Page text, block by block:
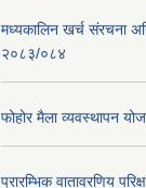
मध्यकालिन खर्च संरचना
२०८३/०८४
फोहोर मैला व्यवस्थापन
प्रारम्भिक वातावरणिय